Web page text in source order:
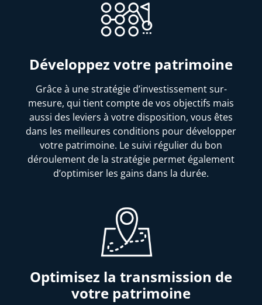
Développez votre patrimoine
Grâce à une stratégie d’investissement sur-
mesure, qui tient compte de vos objectifs mais
aussi des leviers à votre disposition, vous êtes
dans les meilleures conditions pour développer
votre patrimoine. Le suivi régulier du bon
déroulement de la stratégie permet également
d’optimiser les gains dans la durée.
Optimisez la transmission de
votre patrimoine